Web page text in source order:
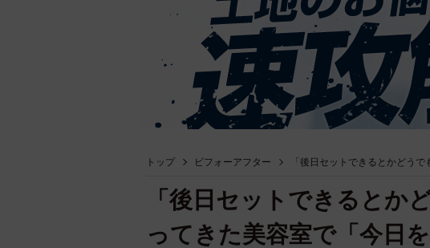
トップ ビフォーアフター 「後日セットできるとかどう
「後日セットできるとか
ってきた美容室で「今日